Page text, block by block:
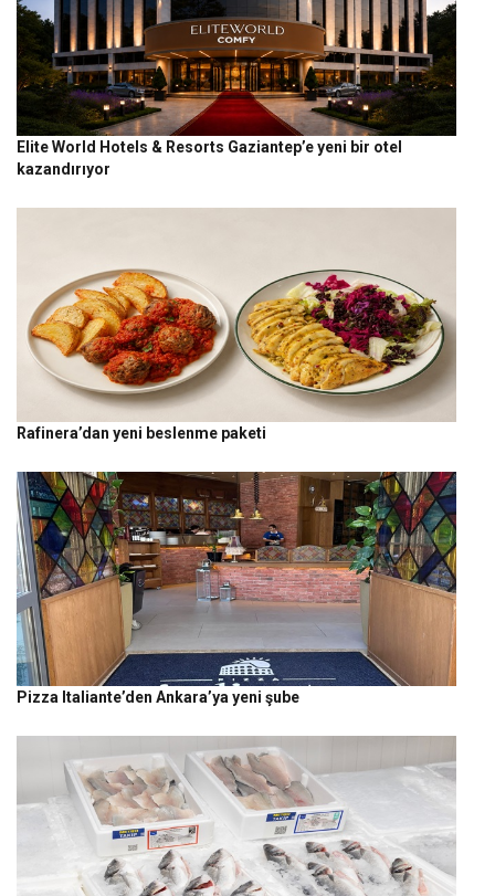
Elite World Hotels & Resorts Gaziantep’e yeni bir otel
kazandırıyor
Rafinera’dan yeni beslenme paketi
Pizza Italiante’den Ankara’ya yeni şube